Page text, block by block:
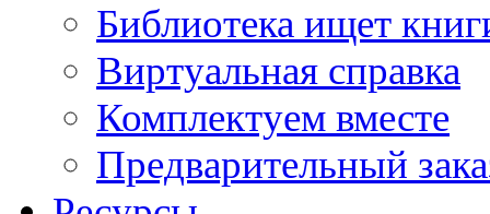
Библиотека ищет
Виртуальная справка
Комплектуем вместе
Предварительный